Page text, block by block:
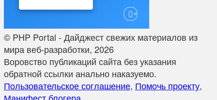
© PHP Portal - Дайджест свежих материалов из
мира веб-разработки, 2026
Воровство публикаций сайта без указания
обратной ссылки анально наказуемо.
Пользовательское соглашение, Помочь проекту,